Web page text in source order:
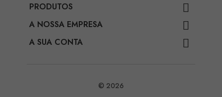
PRODUTOS 
A NOSSA EMPRESA 
A SUA CONTA 
© 2026